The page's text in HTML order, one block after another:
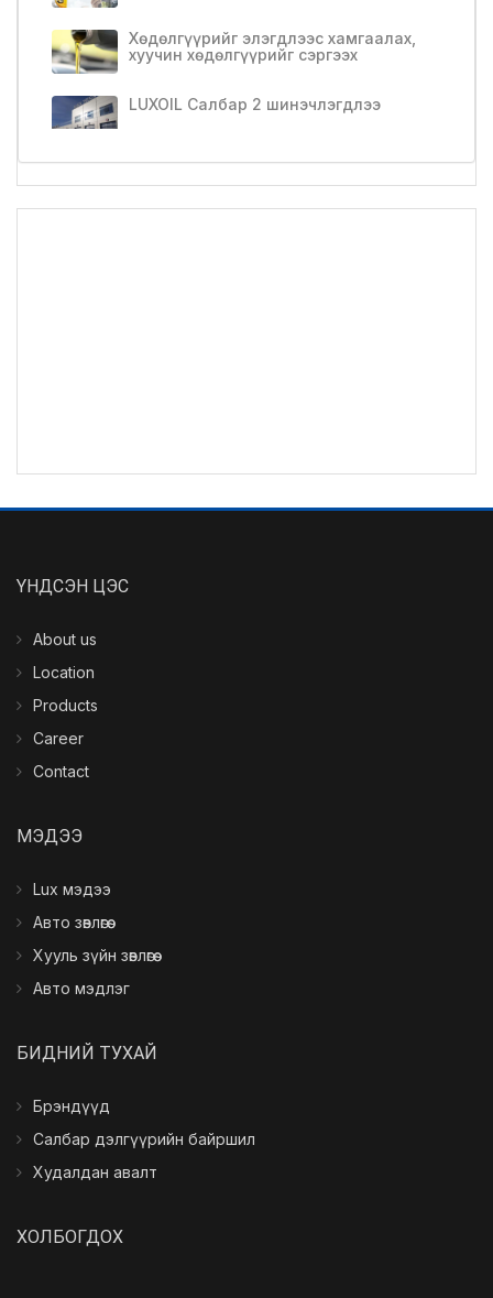
Хөдөлгүүрийг элэгдлээс хамгаалах,
хуучин хөдөлгүүрийг сэргээх
LUXOIL Салбар 2 шинэчлэгдлээ
ШИНЭЛЭЭРЭЙ
ҮНДСЭН ЦЭС
About us
Location
Products
Career
Contact
МЭДЭЭ
Lux мэдээ
Авто зөвлөгөө
Хууль зүйн зөвлөгөө
Авто мэдлэг
БИДНИЙ ТУXАЙ
Брэндүүд
Салбар дэлгүүрийн байршил
Худалдан авалт
ХОЛБОГДОХ